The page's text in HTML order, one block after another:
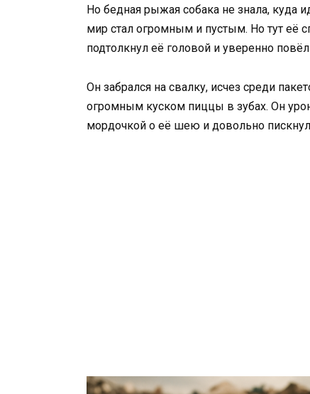
Но бедная рыжая собака не знала,
мир стал огромным и пустым. Но тут её
подтолкнул её головой и уверенно
Он забрался на свалку, исчез среди
огромным куском пиццы в зубах. Он
мордочкой о её шею и довольно